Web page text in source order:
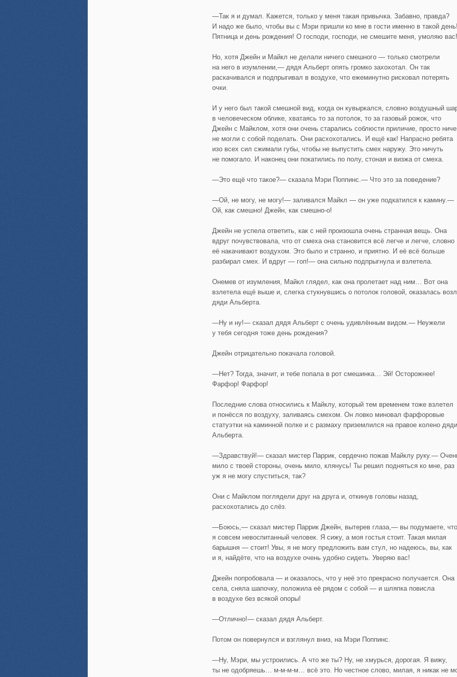
—Так я и думал. Кажется, только у меня такая привычка. Забавно, правда?
И надо же было, чтобы вы с Мэри пришли ко мне в гости именно в такой
Пятница и день рождения! О господи, господи, не смешите меня, умоляю
Но, хотя Джейн и Майкл не делали ничего смешного — только смотрели
на него в изумлении,— дядя Альберт опять громко захохотал. Он так
раскачивался и подпрыгивал в воздухе, что ежеминутно рисковал потерять
очки.
И у него был такой смешной вид, когда он кувыркался, словно воздушный
в человеческом облике, хватаясь то за потолок, то за газовый рожок, что
Джейн с Майклом, хотя они очень старались соблюсти приличие, просто
не могли с собой поделать. Они расхохотались. И ещё как! Напрасно ребята
изо всех сил сжимали губы, чтобы не выпустить смех наружу. Это ничуть
не помогало. И наконец они покатились по полу, стоная и визжа от смеха.
—Это ещё что такое?— сказала Мэри Поппинс.— Что это за поведение?
—Ой, не могу, не могу!— заливался Майкл — он уже подкатился к камину.—
Ой, как смешно! Джейн, как смешно-о!
Джейн не успела ответить, как с ней произошла очень странная вещь. Она
вдруг почувствовала, что от смеха она становится всё легче и легче, словно
её накачивают воздухом. Это было и странно, и приятно. И её всё больше
разбирал смех. И вдруг — гоп!— она сильно подпрыгнула и взлетела.
Онемев от изумления, Майкл глядел, как она пролетает над ним… Вот она
взлетела ещё выше и, слегка стукнувшись о потолок головой, оказалась
дяди Альберта.
—Ну и ну!— сказал дядя Альберт с очень удивлённым видом.— Неужели
у тебя сегодня тоже день рождения?
Джейн отрицательно покачала головой.
—Нет? Тогда, значит, и тебе попала в рот смешинка… Эй! Осторожнее!
Фарфор! Фарфор!
Последние слова относились к Майклу, который тем временем тоже взлетел
и понёсся по воздуху, заливаясь смехом. Он ловко миновал фарфоровые
статуэтки на каминной полке и с размаху приземлился на правое колено дяди
Альберта.
—Здравствуй!— сказал мистер Паррик, сердечно пожав Майклу руку.—
мило с твоей стороны, очень мило, клянусь! Ты решил подняться ко мне, раз
уж я не могу спуститься, так?
Они с Майклом поглядели друг на друга и, откинув головы назад,
расхохотались до слёз.
—Боюсь,— сказал мистер Паррик Джейн, вытерев глаза,— вы подумаете, что
я совсем невоспитанный человек. Я сижу, а моя гостья стоит. Такая милая
барышня — стоит! Увы, я не могу предложить вам стул, но надеюсь, вы, как
и я, найдёте, что на воздухе очень удобно сидеть. Уверяю вас!
Джейн попробовала — и оказалось, что у неё это прекрасно получается. Она
села, сняла шапочку, положила её рядом с собой — и шляпка повисла
в воздухе без всякой опоры!
—Отлично!— сказал дядя Альберт.
Потом он повернулся и взглянул вниз, на Мэри Поппинс.
—Ну, Мэри, мы устроились. А что же ты? Ну, не хмурься, дорогая. Я вижу,
ты не одобряешь… м-м-м-м… всё это. Но честное слово, милая, я никак не